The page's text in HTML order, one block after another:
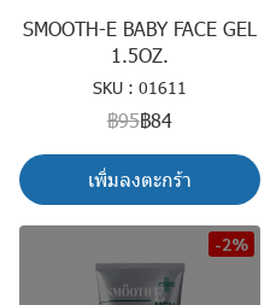
SMOOTH-E BABY FACE GEL
1.5OZ.
SKU : 01611
฿95฿84
เพิ่มลงตะกร้า
-2%